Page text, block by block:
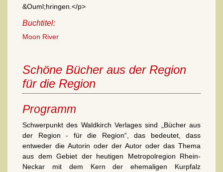
&Ouml;hringen.</p>
Buchtitel:
Moon River
Schöne Bücher aus der Region
für die Region
Programm
Schwerpunkt des Waldkirch Verlages sind „Bücher aus
der Region - für die Region“, das bedeutet, dass
entweder die Autorin oder der Autor oder das Thema
aus dem Gebiet der heutigen Metropolregion Rhein-
Neckar mit dem Kern der ehemaligen Kurpfalz